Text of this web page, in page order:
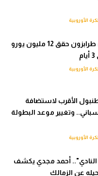
الأوروبية
قناة تركية: طرابزون حقق 12 مليون يورو
الأوروبية
الأقرب لاستضافة
وتغيير موعد البطولة
الأوروبية
أحمد مجدي يكشف
عن الزمالك